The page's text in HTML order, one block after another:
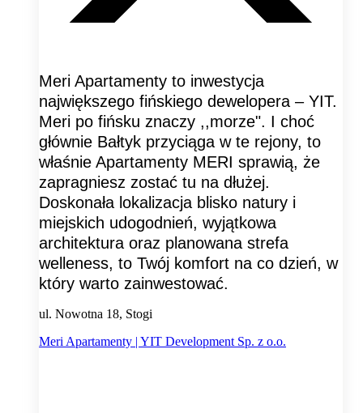
Meri Apartamenty to inwestycja
największego fińskiego dewelopera – YIT.
Meri po fińsku znaczy ,,morze". I choć
głównie Bałtyk przyciąga w te rejony, to
właśnie Apartamenty MERI sprawią, że
zapragniesz zostać tu na dłużej.
Doskonała lokalizacja blisko natury i
miejskich udogodnień, wyjątkowa
architektura oraz planowana strefa
welleness, to Twój komfort na co dzień, w
który warto zainwestować.
ul. Nowotna 18, Stogi
Meri Apartamenty | YIT Development Sp. z o.o.